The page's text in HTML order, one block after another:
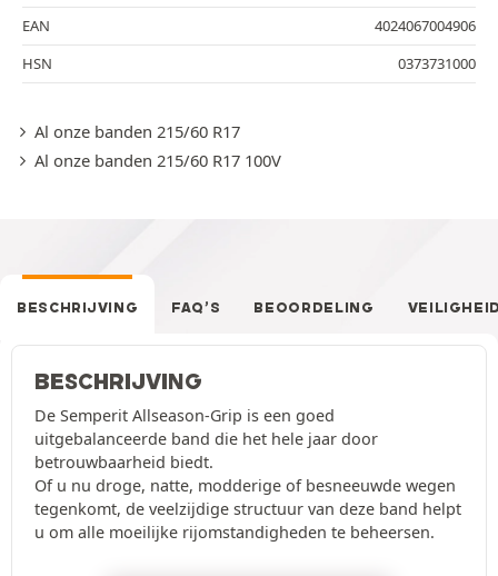
EAN
4024067004906
HSN
0373731000
Al onze banden 215/60 R17
Al onze banden 215/60 R17 100V
BESCHRIJVING FAQ’S BEOORDELING
BESCHRIJVING
De Semperit Allseason-Grip is een goed
uitgebalanceerde band die het hele jaar door
betrouwbaarheid biedt.
Of u nu droge, natte, modderige of besneeuwde wegen
tegenkomt, de veelzijdige structuur van deze band helpt
u om alle moeilijke rijomstandigheden te beheersen.